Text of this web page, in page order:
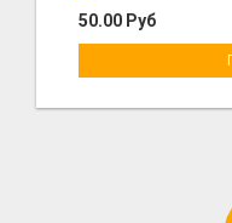
50.00 Руб